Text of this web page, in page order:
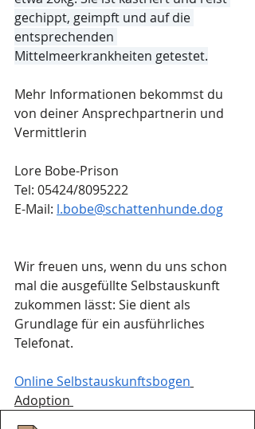
gechippt, geimpft und auf die
entsprechenden
Mittelmeerkrankheiten getestet.
Mehr Informationen bekommst du
von deiner Ansprechpartnerin und
Vermittlerin
Lore Bobe-Prison
Tel: 05424/8095222
E-Mail: l.bobe@schattenhunde.dog
Wir freuen uns, wenn du uns schon
mal die ausgefüllte Selbstauskunft
zukommen lässt: Sie dient als
Grundlage für ein ausführliches
Telefonat.
Online Selbstauskunftsbogen
Adoption